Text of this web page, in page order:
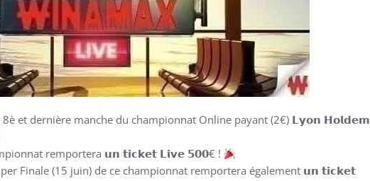
8è et dernière manche du championnat Online payant (2€) 𝗟𝘆𝗼𝗻 𝗛𝗼𝗹𝗱𝗲𝗺
remportera 𝘂𝗻 𝘁𝗶𝗰𝗸𝗲𝘁 𝗟𝗶𝘃𝗲 𝟱𝟬𝟬€ !
Finale (15 juin) de ce championnat remportera également 𝘂𝗻 𝘁𝗶𝗰𝗸𝗲𝘁